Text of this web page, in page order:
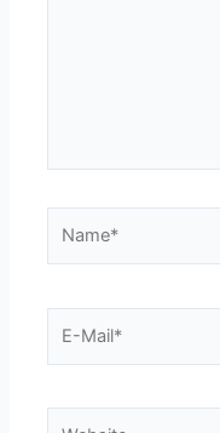
Mail*